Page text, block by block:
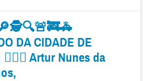
DA CIDADE DE
Artur Nunes da